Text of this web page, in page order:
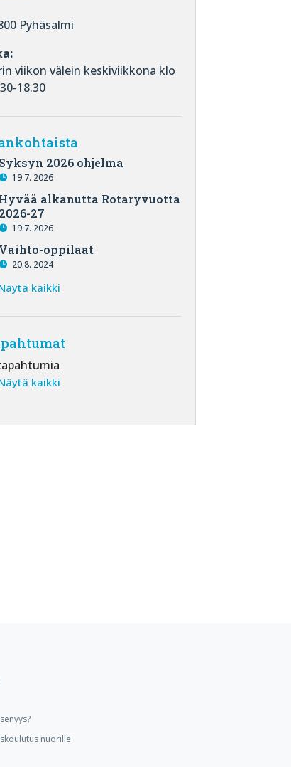
Pyhäsalmi
viikon välein keskiviikkona klo
18.30
Syksyn 2026 ohjelma
19.7. 2026
Hyvää alkanutta Rotaryvuotta
2026-27
19.7. 2026
Vaihto-oppilaat
20.8. 2024
kaikki
kaikki
nuorille